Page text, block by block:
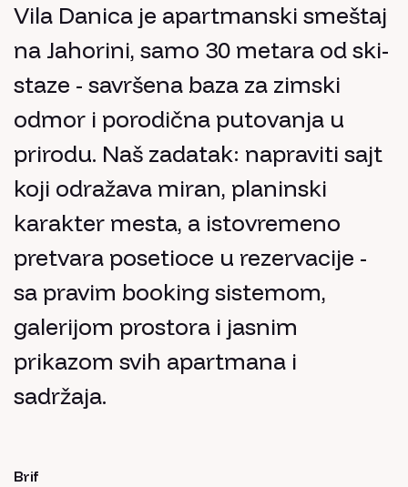
Vila Danica je apartmanski smeštaj
na Jahorini, samo 30 metara od ski-
staze - savršena baza za zimski
odmor i porodična putovanja u
prirodu. Naš zadatak: napraviti sajt
koji odražava miran, planinski
karakter mesta, a istovremeno
pretvara posetioce u rezervacije -
sa pravim booking sistemom,
galerijom prostora i jasnim
prikazom svih apartmana i
sadržaja.
Brif